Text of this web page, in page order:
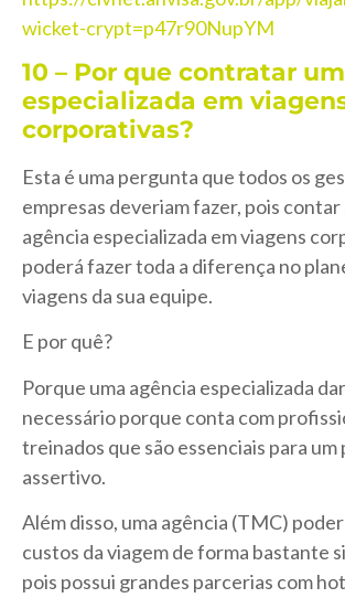
wicket-crypt=p47r90NupYM
10 – Por que contratar
especializada em
corporativas?
Esta é uma pergunta que todos os
empresas deveriam fazer, pois contar
agência especializada em viagens
poderá fazer toda a diferença no
viagens da sua equipe.
E por quê?
Porque uma agência especializada
necessário porque conta com
treinados que são essenciais para
assertivo.
Além disso, uma agência (TMC)
custos da viagem de forma bastante
pois possui grandes parcerias com